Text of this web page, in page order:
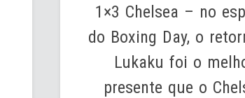
1×3 Chelsea – no
do Boxing Day, o
Lukaku foi o
presente que o